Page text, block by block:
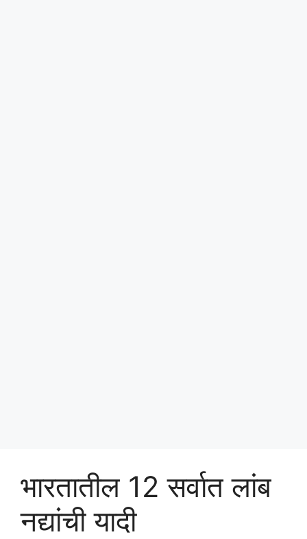
भारतातील 12 सर्वात लांब
नद्यांची यादी